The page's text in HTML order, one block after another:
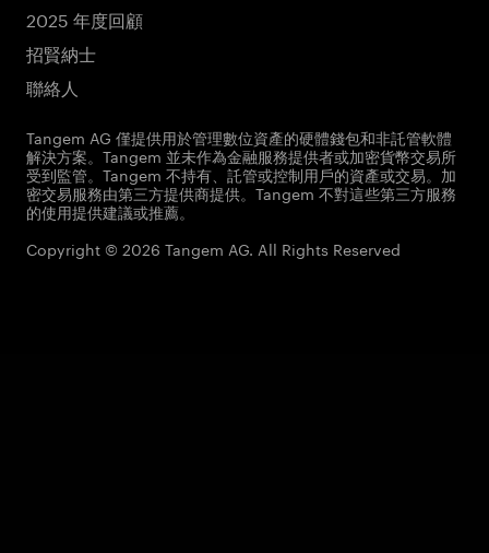
2025 年度回顧
招賢納士
聯絡人
Tangem AG 僅提供用於管理數位資產的硬體錢包和非託管軟體
解決方案。Tangem 並未作為金融服務提供者或加密貨幣交易所
受到監管。Tangem 不持有、託管或控制用戶的資產或交易。加
密交易服務由第三方提供商提供。Tangem 不對這些第三方服務
的使用提供建議或推薦。